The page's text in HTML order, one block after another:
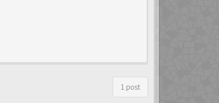
1 post